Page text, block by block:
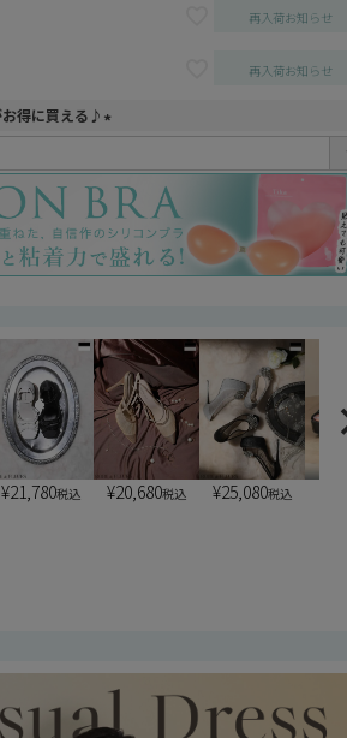
再入荷お知らせ
再入荷お知らせ
得に買える♪
(
須
)
¥21,780税込 ¥20,680税込 ¥25,080税込